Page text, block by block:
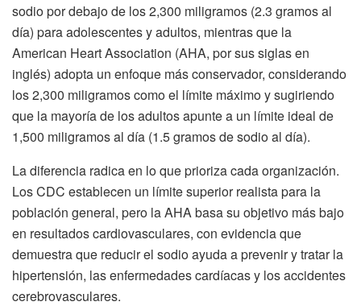
sodio por debajo de los 2,300 miligramos (2.3 gramos al
día) para adolescentes y adultos, mientras que la
American Heart Association (AHA, por sus siglas en
inglés) adopta un enfoque más conservador, considerando
los 2,300 miligramos como el límite máximo y sugiriendo
que la mayoría de los adultos apunte a un límite ideal de
1,500 miligramos al día (1.5 gramos de sodio al día).
La diferencia radica en lo que prioriza cada organización.
Los CDC establecen un límite superior realista para la
población general, pero la AHA basa su objetivo más bajo
en resultados cardiovasculares, con evidencia que
demuestra que reducir el sodio ayuda a prevenir y tratar la
hipertensión, las enfermedades cardíacas y los accidentes
cerebrovasculares.